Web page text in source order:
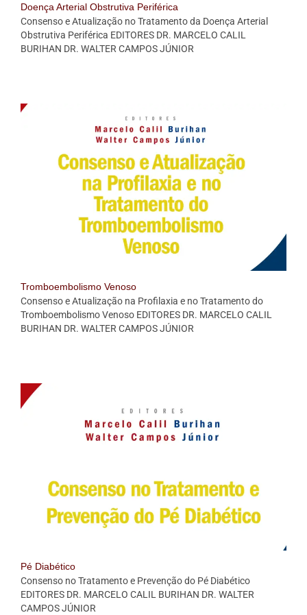
Doença Arterial Obstrutiva Periférica
Consenso e Atualização no Tratamento da Doença Arterial
Obstrutiva Periférica EDITORES DR. MARCELO CALIL
BURIHAN DR. WALTER CAMPOS JÚNIOR
Tromboembolismo Venoso
Consenso e Atualização na Profilaxia e no Tratamento do
Tromboembolismo Venoso EDITORES DR. MARCELO CALIL
BURIHAN DR. WALTER CAMPOS JÚNIOR
Pé Diabético
Consenso no Tratamento e Prevenção do Pé Diabético
EDITORES DR. MARCELO CALIL BURIHAN DR. WALTER
CAMPOS JÚNIOR